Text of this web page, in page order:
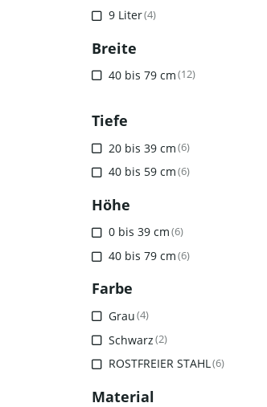
9 Liter(4)
Breite
40 bis 79 cm(12)
Tiefe
20 bis 39 cm(6)
40 bis 59 cm(6)
Höhe
0 bis 39 cm(6)
40 bis 79 cm(6)
Farbe
Grau(4)
Schwarz(2)
ROSTFREIER STAHL(6)
Material